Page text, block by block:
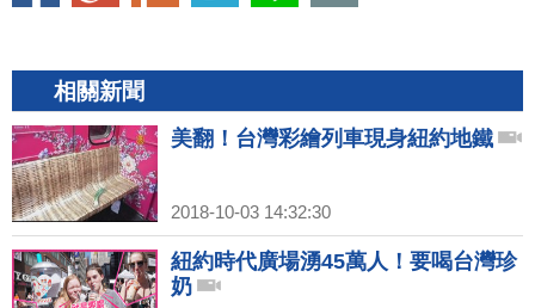
相關新聞
美翻！台灣彩繪列車現身紐約地鐵
2018-10-03 14:32:30
紐約時代廣場湧45萬人！要喝台灣珍
奶